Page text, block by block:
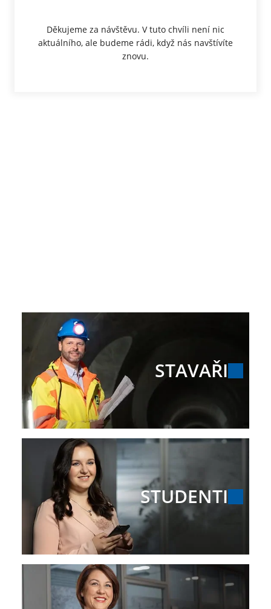
Děkujeme za návštěvu. V tuto chvíli není nic
aktuálního, ale budeme rádi, když nás navštívíte
znovu.
STAVAŘI
STUDENTI